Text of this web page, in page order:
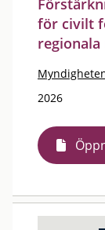
för civilt
2026